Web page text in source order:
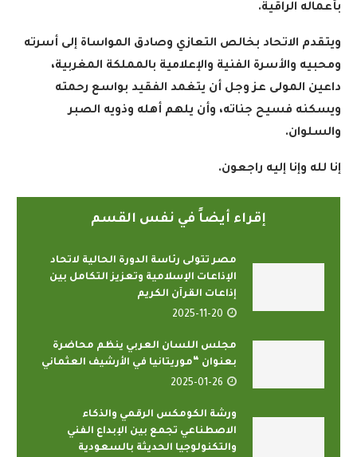
بأعماله الراقية.
ويتقدم الاتحاد بخالص التعازي وصادق المواساة إلى أسرته
ومحبيه والأسرة الفنية والإعلامية بالمملكة المغربية،
داعين المولى عز وجل أن يتغمد الفقيد بواسع رحمته
ويسكنه فسيح جناته، وأن يلهم أهله وذويه الصبر
والسلوان.
إنا لله وإنا إليه راجعون.
إقراء أيضاً في نفس القسم
مصر تتولى رئاسة الدورة الحالية لاتحاد
الإذاعات الإسلامية وتعزيز التكامل بين
إذاعات القرآن الكريم
2025-11-20
مجلس اللسان العربي ينظم محاضرة
بعنوان “موريتانيا في الأرشيف العثماني
2025-01-26
ورشة الكومكس الرقمي والذكاء
الاصطناعي تجمع بين الإبداع الفني
والتكنولوجيا الحديثة بالسعودية